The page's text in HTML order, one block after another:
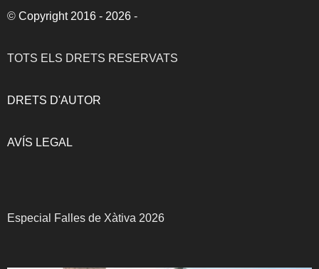
© Copyright 2016 - 2026 -
TOTS ELS DRETS RESERVATS
DRETS D'AUTOR
AVÍS LEGAL
Especial Falles de Xàtiva 2026